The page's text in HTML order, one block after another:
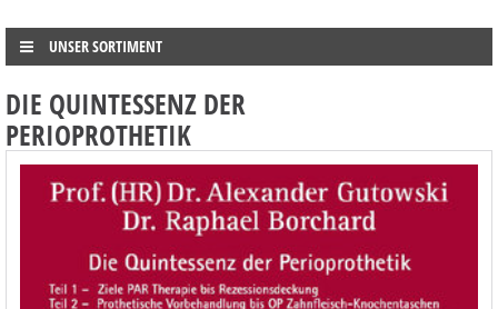
UNSER SORTIMENT
DIE QUINTESSENZ DER
PERIOPROTHETIK